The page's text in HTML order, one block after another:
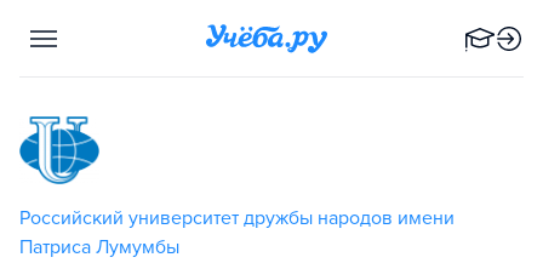
Российский университет дружбы народов имени
Патриса Лумумбы